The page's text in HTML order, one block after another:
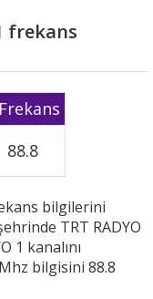
frekans
Frekans
88.8
bilgilerini
TRT RADYO
1 kanalını
bilgisini 88.8